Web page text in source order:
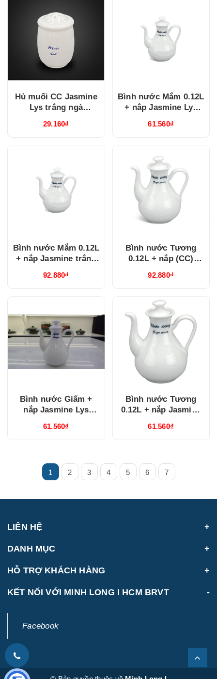
Hủ muối CC Jasmine
Lys trắng ngà
29.160₫
Bình nước Mắm 0.12L
+ nắp Jasmine Lys
(081227350)
61.560₫
Bình nước Mắm 0.12L
+ nắp Jasmine trắng
92.880₫
Bình nước Tương
0.12L + nắp (CC)
(081203263)
92.880₫
Bình nước Giấm +
nắp Jasmine Lys
61.560₫
Bình nước Tương
0.12L + nắp Jasmine
(081227263)
61.560₫
1 2 3 4 5 6 7
LIÊN HỆ
DANH MỤC
HỖ TRỢ KHÁCH HÀNG
KẾT NỐI VỚI MINH LONG I HCM BRVT
Facebook